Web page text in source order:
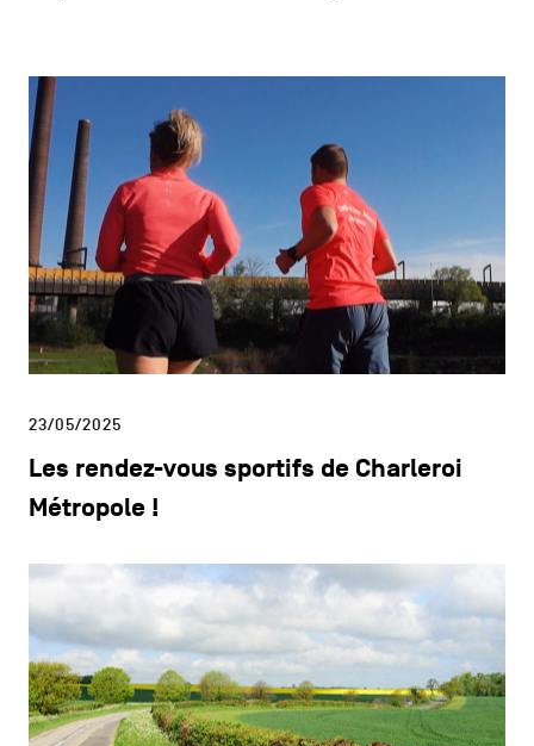
23/05/2025
Les rendez-vous sportifs de Charleroi
Métropole !